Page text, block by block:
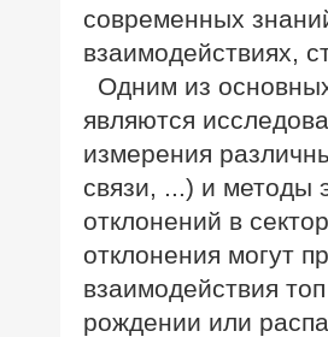
современных
взаимодействиях,
Одним из
являются
измерения
связи, ...) и методы
отклонений в
отклонения могут
взаимодействия
рождении или